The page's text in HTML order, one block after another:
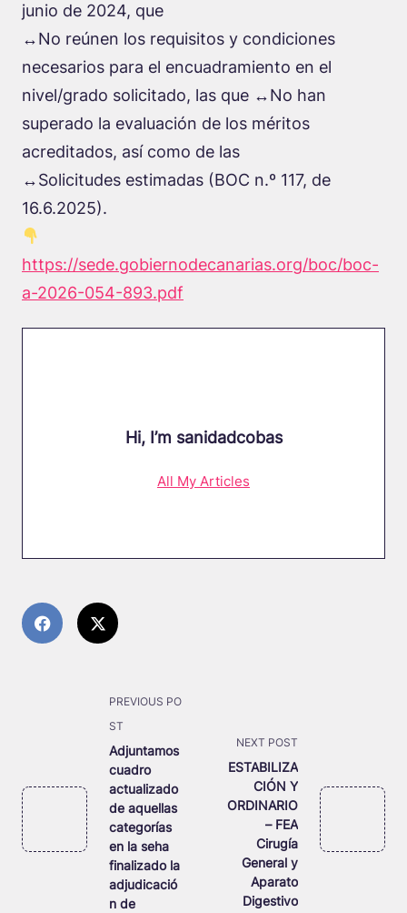
junio de 2024, que
↔️No reúnen los requisitos y condiciones
necesarios para el encuadramiento en el
nivel/grado solicitado, las que ↔️No han
superado la evaluación de los méritos
acreditados, así como de las
↔️Solicitudes estimadas (BOC n.º 117, de
16.6.2025).
https://sede.gobiernodecanarias.org/boc/boc-
a-2026-054-893.pdf
Hi, I’m sanidadcobas
All My Articles
class="nav-
reader-
text">Page</span>
PREVIOUS PO
ST
Adjuntamos
cuadro
actualizado
de aquellas
categorías
en la seha
finalizado la
adjudicació
n de
NEXT POST
ESTABILIZA
CIÓN Y
ORDINARIO
– FEA
Cirugía
General y
Aparato
Digestivo